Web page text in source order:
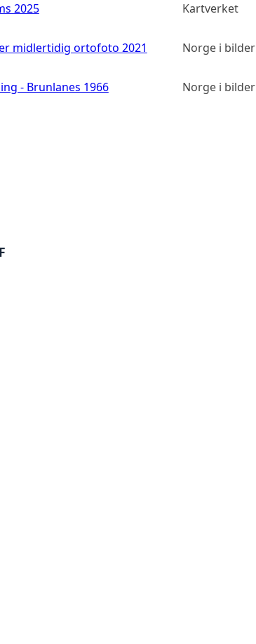
2025 Kartverket
midlertidig ortofoto 2021 Norge i bilder
- Brunlanes 1966 Norge i bilder